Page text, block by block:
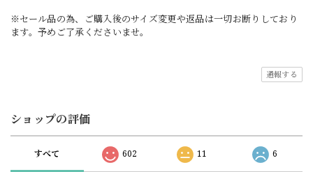
※セール品の為、ご購入後のサイズ変更や返品は一切お断りしており
ます。予めご了承くださいませ。
通報する
ショップの評価
すべて 602 11 6